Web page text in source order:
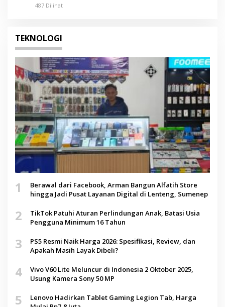
487 Dilihat
TEKNOLOGI
1
Berawal dari Facebook, Arman Bangun Alfatih Store
hingga Jadi Pusat Layanan Digital di Lenteng, Sumenep
2
TikTok Patuhi Aturan Perlindungan Anak, Batasi Usia
Pengguna Minimum 16 Tahun
3
PS5 Resmi Naik Harga 2026: Spesifikasi, Review, dan
Apakah Masih Layak Dibeli?
4
Vivo V60 Lite Meluncur di Indonesia 2 Oktober 2025,
Usung Kamera Sony 50 MP
5
Lenovo Hadirkan Tablet Gaming Legion Tab, Harga